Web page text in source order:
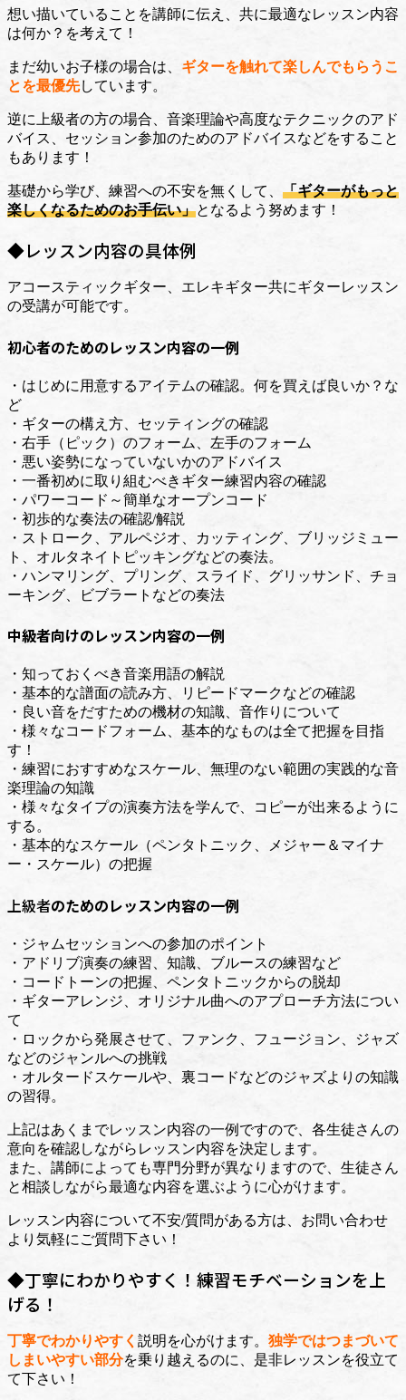
想い描いていることを講師に伝え、共に最適なレッスン内容
は何か？を考えて！
まだ幼いお子様の場合は、 ギターを触れて楽しんでもらうこ
とを最優先しています。
逆に上級者の方の場合、音楽理論や高度なテクニックのアド
バイス、 セッション参加のためのアドバイスなどをすること
もあります！
基礎から学び、練習への不安を無くして、 「ギターがもっと
楽しくなるためのお手伝い」となるよう努めます！
◆レッスン内容の具体例
アコースティックギター、エレキギター共にギターレッスン
の受講が可能です。
初心者のためのレッスン内容の一例
・はじめに用意するアイテムの確認。何を買えば良いか？な
ど
・ギターの構え方、セッティングの確認
・右手（ピック）のフォーム、左手のフォーム
・悪い姿勢になっていないかのアドバイス
・一番初めに取り組むべきギター練習内容の確認
・パワーコード～簡単なオープンコード
・初歩的な奏法の確認/解説
・ストローク、アルペジオ、カッティング、ブリッジミュー
ト、オルタネイトピッキングなどの奏法。
・ハンマリング、プリング、スライド、グリッサンド、チョ
ーキング、ビブラートなどの奏法
中級者向けのレッスン内容の一例
・知っておくべき音楽用語の解説
・基本的な譜面の読み方、リピードマークなどの確認
・良い音をだすための機材の知識、音作りについて
・様々なコードフォーム、基本的なものは全て把握を目指
す！
・練習におすすめなスケール、無理のない範囲の実践的な音
楽理論の知識
・様々なタイプの演奏方法を学んで、コピーが出来るように
する。
・基本的なスケール（ペンタトニック、メジャー＆マイナ
ー・スケール）の把握
上級者のためのレッスン内容の一例
・ジャムセッションへの参加のポイント
・アドリブ演奏の練習、知識、ブルースの練習など
・コードトーンの把握、ペンタトニックからの脱却
・ギターアレンジ、オリジナル曲へのアプローチ方法につい
て
・ロックから発展させて、ファンク、フュージョン、ジャズ
などのジャンルへの挑戦
・オルタードスケールや、裏コードなどのジャズよりの知識
の習得。
上記はあくまでレッスン内容の一例ですので、各生徒さんの
意向を確認しながらレッスン内容を決定します。
また、講師によっても専門分野が異なりますので、生徒さん
と相談しながら最適な内容を選ぶように心がけます。
レッスン内容について不安/質問がある方は、お問い合わせ
より気軽にご質問下さい！
◆丁寧にわかりやすく！練習モチベーションを上
げる！
丁寧でわかりやすく 説明を心がけます。 独学ではつまづいて
しまいやすい部分を乗り越えるのに、是非レッスンを役立て
て下さい！